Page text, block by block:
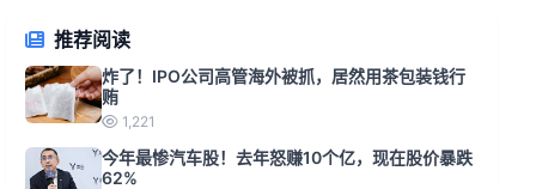
推荐阅读
炸了！IPO公司高管海外被抓，居然用茶包装钱行
贿
1,221
今年最惨汽车股！去年怒赚10个亿，现在股价暴跌
62%